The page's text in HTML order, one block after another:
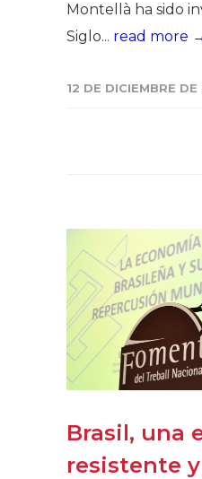
Montellà ha sido
Siglo... read more
12 DE DICIEMBRE DE
Brasil, una
resistente